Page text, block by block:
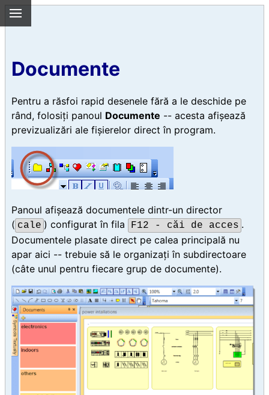
Documente
Pentru a răsfoi rapid desenele fără a le deschide pe
rând, folosiți panoul Documente -- acesta afișează
previzualizări ale fișierelor direct în program.
Panoul afișează documentele dintr-un director
( cale ) configurat în fila F12 - căi de acces .
Documentele plasate direct pe calea principală nu
apar aici -- trebuie să le organizați în subdirectoare
(câte unul pentru fiecare grup de documente).